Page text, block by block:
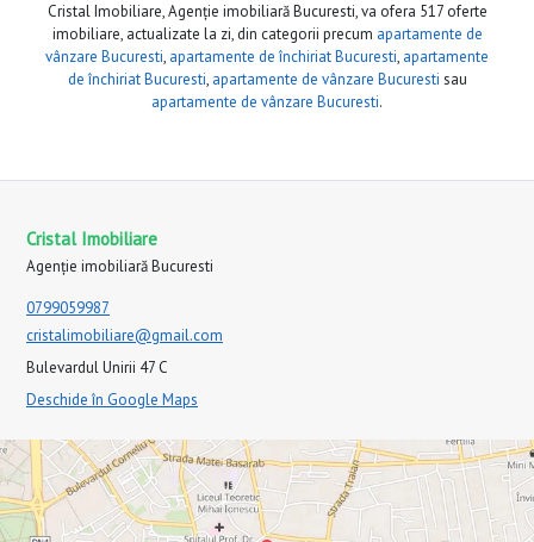
Cristal Imobiliare, Agenție imobiliară Bucuresti, va ofera 517 oferte
imobiliare, actualizate la zi, din categorii precum apartamente de
vânzare Bucuresti, apartamente de închiriat Bucuresti, apartamente
de închiriat Bucuresti, apartamente de vânzare Bucuresti sau
apartamente de vânzare Bucuresti.
Cristal Imobiliare
Agenție imobiliară Bucuresti
0799059987
cristalimobiliare@gmail.com
Bulevardul Unirii 47 C
Deschide în Google Maps